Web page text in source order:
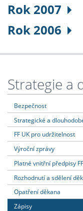
Rok 2007
Rok 2006
Strategie a
Bezpečnost
Strategické a
FF UK pro udržitelnost
Výroční zprávy
Platné vnitřní předpisy
Rozhodnutí a sdělení
Opatření děkana
Zápisy